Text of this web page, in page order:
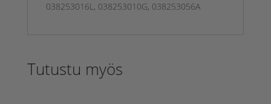
038253016L, 038253010G, 038253056A
Tutustu myös